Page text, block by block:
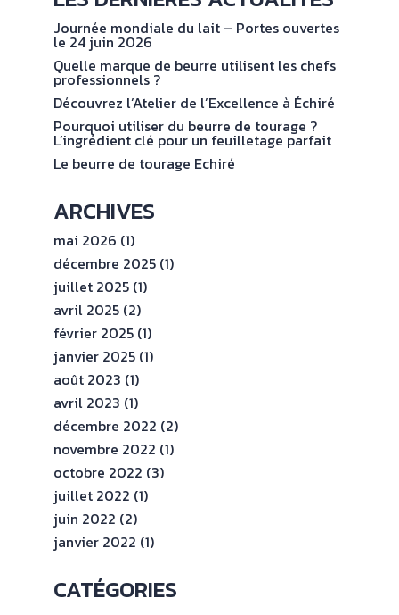
NOS
ENGAGEMENTS
ESPACE
PROFESSIONNEL
CONTACT
Journée mondiale du lait – Portes ouvertes
le 24 juin 2026
Quelle marque de beurre utilisent les chefs
professionnels ?
Découvrez l’Atelier de l’Excellence à Échiré
Pourquoi utiliser du beurre de tourage ?
L’ingrédient clé pour un feuilletage parfait
Le beurre de tourage Echiré
ARCHIVES
mai 2026 (1)
décembre 2025 (1)
juillet 2025 (1)
avril 2025 (2)
février 2025 (1)
janvier 2025 (1)
août 2023 (1)
avril 2023 (1)
décembre 2022 (2)
novembre 2022 (1)
octobre 2022 (3)
juillet 2022 (1)
juin 2022 (2)
janvier 2022 (1)
CATÉGORIES